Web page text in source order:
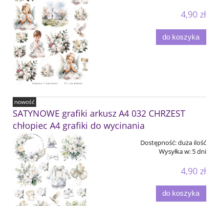
4,90 zł
do koszyka
SATYNOWE grafiki arkusz A4 032 CHRZEST
chłopiec A4 grafiki do wycinania
Dostępność:duża ilość
Wysyłka w: 5 dni
4,90 zł
do koszyka
nowość